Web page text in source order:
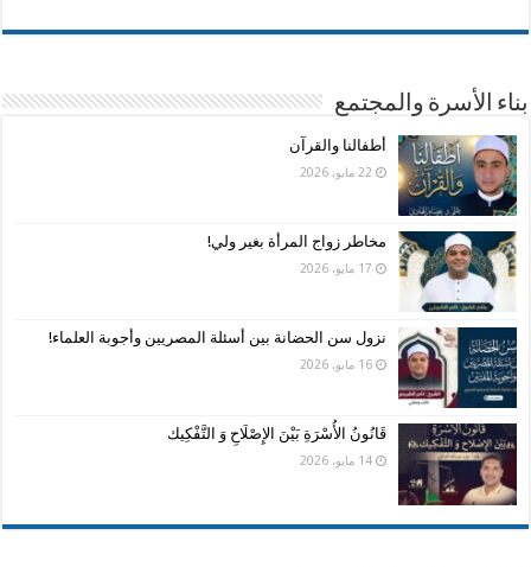
بناء الأسرة والمجتمع
أطفالنا والقرآن
22 مايو، 2026
مخاطر زواج المرأة بغير ولي!
17 مايو، 2026
نزول سن الحضانة بين أسئلة المصريين وأجوبة العلماء!
16 مايو، 2026
قَانُونُ الأُسْرَةِ بَيْنَ الإِصْلَاحِ وَ التَّفْكِيك
14 مايو، 2026